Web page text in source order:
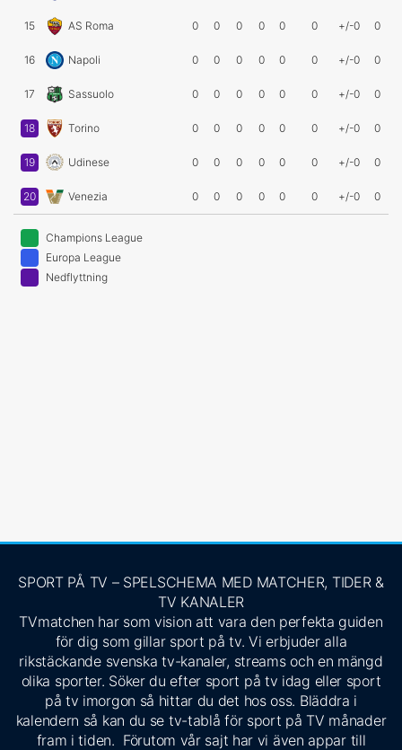
15 AS Roma 0 0 0 0 0 0 +/-0 0
16 Napoli 0 0 0 0 0 0 +/-0 0
17 Sassuolo 0 0 0 0 0 0 +/-0 0
18 Torino 0 0 0 0 0 0 +/-0 0
19 Udinese 0 0 0 0 0 0 +/-0 0
20 Venezia 0 0 0 0 0 0 +/-0 0
Champions League
Europa League
Nedflyttning
SPORT PÅ TV – SPELSCHEMA MED MATCHER, TIDER &
TV KANALER
TVmatchen har som vision att vara den perfekta guiden
för dig som gillar sport på tv. Vi erbjuder alla
rikstäckande svenska tv-kanaler, streams och en mängd
olika sporter. Söker du efter sport på tv idag eller sport
på tv imorgon så hittar du det hos oss. Bläddra i
kalendern så kan du se tv-tablå för sport på TV månader
fram i tiden. Förutom vår sajt har vi även appar till